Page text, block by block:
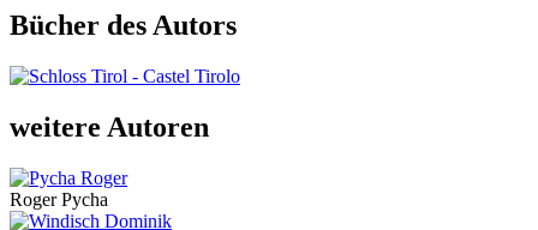
Bücher des Autors
weitere Autoren
Roger Pycha